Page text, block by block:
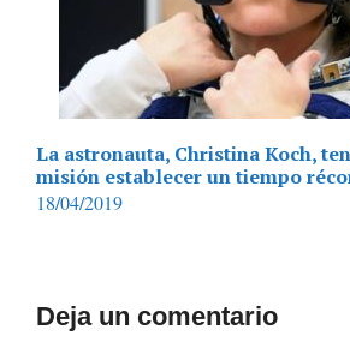
La astronauta, Christina Koch,
misión establecer un tiempo
18/04/2019
Deja un comentario